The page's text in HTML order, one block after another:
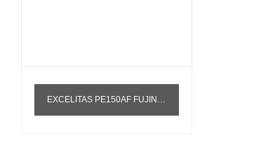
EXCELITAS PE150AF FUJINENG EPX1000/2200 ENDOSCOPE 150W LAMPE XÉNON